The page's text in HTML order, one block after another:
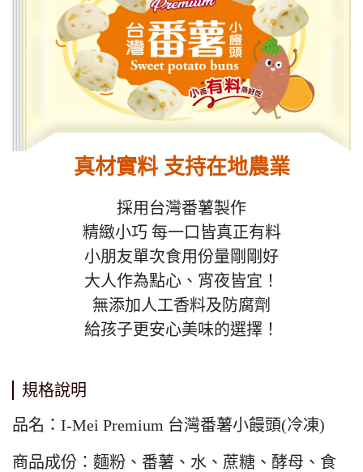
真材實料 支持在地農業
採用台灣番薯製作
精緻小巧 每一口皆真正有料
小朋友單次食用份量剛剛好
大人作為點心、宵夜皆宜！
無添加人工香料及防腐劑
給孩子更安心美味的選擇！
規格說明
品名：I-Mei Premium 台灣番薯小饅頭(冷凍)
商品成份：麵粉、番薯、水、蔗糖、酵母、食